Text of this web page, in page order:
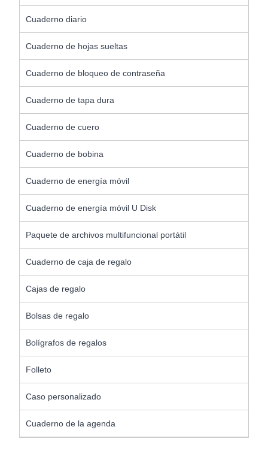
Cuaderno diario
Cuaderno de hojas sueltas
Cuaderno de bloqueo de contraseña
Cuaderno de tapa dura
Cuaderno de cuero
Cuaderno de bobina
Cuaderno de energía móvil
Cuaderno de energía móvil U Disk
Paquete de archivos multifuncional portátil
Cuaderno de caja de regalo
Cajas de regalo
Bolsas de regalo
Bolígrafos de regalos
Folleto
Caso personalizado
Cuaderno de la agenda